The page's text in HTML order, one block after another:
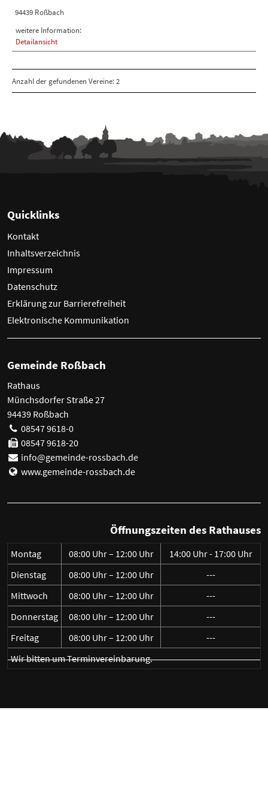
94439 Roßbach
weitere Information:
Detailansicht
Anzahl der gefundenen Vereine: 2
Quicklinks
Kontakt
Inhaltsverzeichnis
Impressum
Datenschutz
Erklärung zur Barrierefreiheit
Elektronische Kommunikation
Gemeinde Roßbach
Rathaus
Münchsdorfer Straße 27
94439 Roßbach
08547 9618-0
08547 9618-20
info@gemeinde-rossbach.de
www.gemeinde-rossbach.de
Öffnungszeiten des Rathauses
Montag 08:00 Uhr – 12:00 Uhr
14:00 Uhr - 17:00 Uhr
Dienstag
08:00 Uhr – 12:00 Uhr
---
Mittwoch
08:00 Uhr – 12:00 Uhr
---
Donnerstag
08:00 Uhr – 12:00 Uhr
---
Freitag
08:00 Uhr – 12:00 Uhr
---
Wir bitten um Terminvereinbarung.